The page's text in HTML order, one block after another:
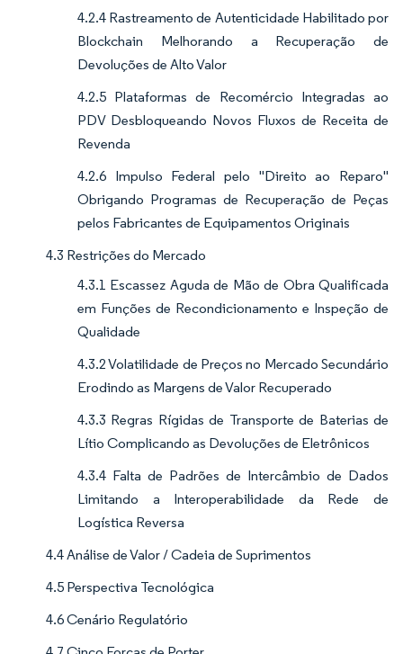
4.2.4 Rastreamento de Autenticidade Habilitado por
Blockchain Melhorando a Recuperação de
Devoluções de Alto Valor
4.2.5 Plataformas de Recomércio Integradas ao
PDV Desbloqueando Novos Fluxos de Receita de
Revenda
4.2.6 Impulso Federal pelo "Direito ao Reparo"
Obrigando Programas de Recuperação de Peças
pelos Fabricantes de Equipamentos Originais
4.3 Restrições do Mercado
4.3.1 Escassez Aguda de Mão de Obra Qualificada
em Funções de Recondicionamento e Inspeção de
Qualidade
4.3.2 Volatilidade de Preços no Mercado Secundário
Erodindo as Margens de Valor Recuperado
4.3.3 Regras Rígidas de Transporte de Baterias de
Lítio Complicando as Devoluções de Eletrônicos
4.3.4 Falta de Padrões de Intercâmbio de Dados
Limitando a Interoperabilidade da Rede de
Logística Reversa
4.4 Análise de Valor / Cadeia de Suprimentos
4.5 Perspectiva Tecnológica
4.6 Cenário Regulatório